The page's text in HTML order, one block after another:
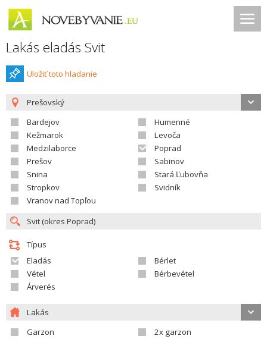
Lakás eladás Svit
Uložiť toto hladanie
Prešovský
Bardejov
Humenné
Kežmarok
Levoča
Medzilaborce
Poprad
Prešov
Sabinov
Snina
Stará Ľubovňa
Stropkov
Svidník
Vranov nad Topľou
Típus
Eladás
Bérlet
Vétel
Bérbevétel
Árverés
Lakás
Garzon
2x garzon